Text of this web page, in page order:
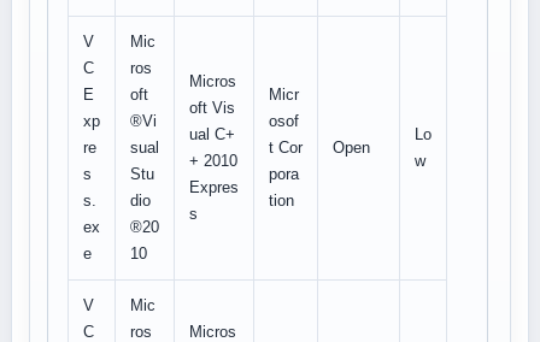
V
C
E
xp
re
s
s.
ex
e
Mic
ros
oft
®Vi
sual
Stu
dio
®20
10
Micros
oft Vis
ual C+
+ 2010
Expres
s
Micr
osof
t Cor
pora
tion
Open
Lo
w
V
C
Mic
ros
Micros